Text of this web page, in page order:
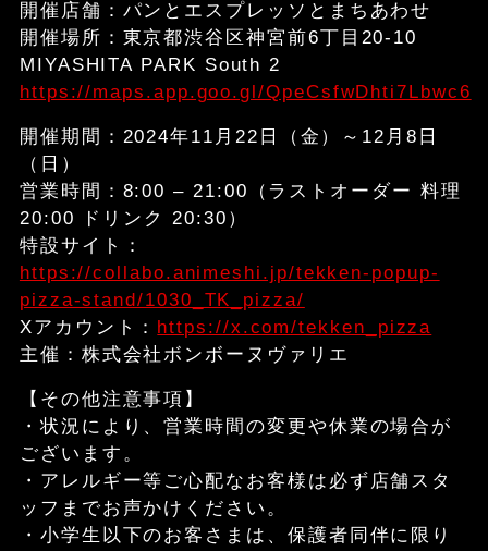
開催店舗：パンとエスプレッソとまちあわせ
開催場所：東京都渋谷区神宮前6丁目20-10
MIYASHITA PARK South 2
https://maps.app.goo.gl/QpeCsfwDhti7Lbwc6
開催期間：2024年11月22日（金）～12月8日
（日）
営業時間：8:00 – 21:00（ラストオーダー 料理
20:00 ドリンク 20:30）
特設サイト：
https://collabo.animeshi.jp/tekken-popup-
pizza-stand/1030_TK_pizza/
Xアカウント： https://x.com/tekken_pizza
主催：株式会社ボンボーヌヴァリエ
【その他注意事項】
・状況により、営業時間の変更や休業の場合が
ございます。
・アレルギー等ご心配なお客様は必ず店舗スタ
ッフまでお声かけください。
・小学生以下のお客さまは、保護者同伴に限り